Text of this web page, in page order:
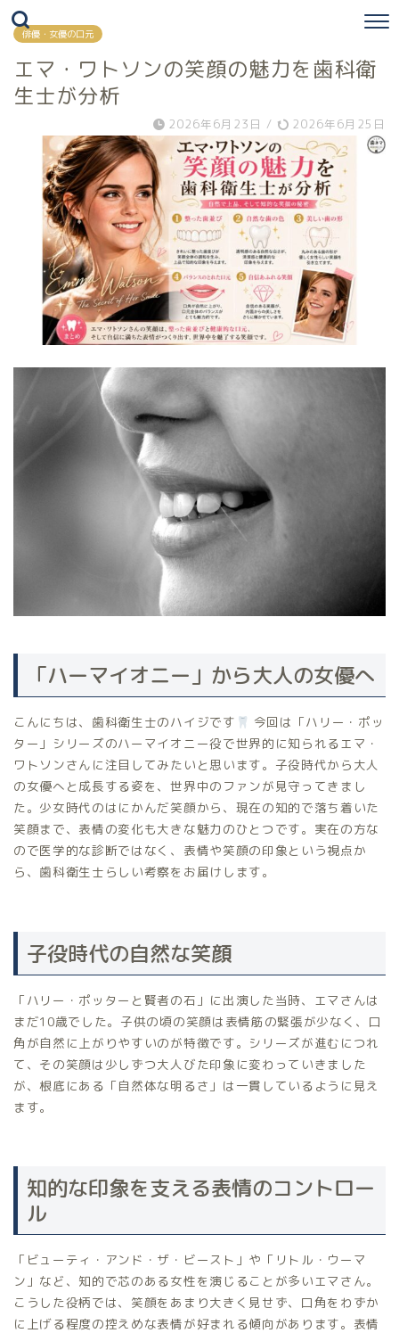
俳優・女優の口元
エマ・ワトソンの笑顔の魅力を歯科衛
生士が分析
2026年6月23日 / 2026年6月25日
「ハーマイオニー」から大人の女優へ
こんにちは、歯科衛生士のハイジです
今回は「ハリー・ポッ
ター」シリーズのハーマイオニー役で世界的に知られるエマ・
ワトソンさんに注目してみたいと思います。子役時代から大人
の女優へと成長する姿を、世界中のファンが見守ってきまし
た。少女時代のはにかんだ笑顔から、現在の知的で落ち着いた
笑顔まで、表情の変化も大きな魅力のひとつです。実在の方な
ので医学的な診断ではなく、表情や笑顔の印象という視点か
ら、歯科衛生士らしい考察をお届けします。
子役時代の自然な笑顔
「ハリー・ポッターと賢者の石」に出演した当時、エマさんは
まだ10歳でした。子供の頃の笑顔は表情筋の緊張が少なく、口
角が自然に上がりやすいのが特徴です。シリーズが進むにつれ
て、その笑顔は少しずつ大人びた印象に変わっていきました
が、根底にある「自然体な明るさ」は一貫しているように見え
ます。
知的な印象を支える表情のコントロー
ル
「ビューティ・アンド・ザ・ビースト」や「リトル・ウーマ
ン」など、知的で芯のある女性を演じることが多いエマさん。
こうした役柄では、笑顔をあまり大きく見せず、口角をわずか
に上げる程度の控えめな表情が好まれる傾向があります。表情